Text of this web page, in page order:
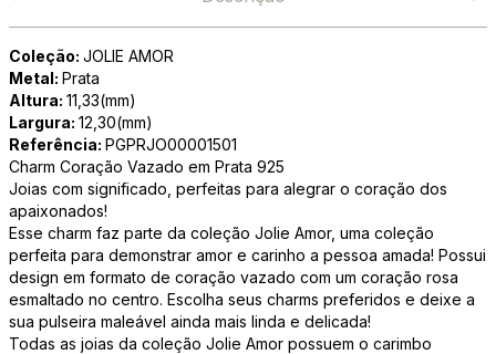
Coleção: JOLIE AMOR
Metal: Prata
Altura: 11,33(mm)
Largura: 12,30(mm)
Referência: PGPRJO00001501
Charm Coração Vazado em Prata 925
Joias com significado, perfeitas para alegrar o coração dos
apaixonados!
Esse charm faz parte da coleção Jolie Amor, uma coleção
perfeita para demonstrar amor e carinho a pessoa amada! Possui
design em formato de coração vazado com um coração rosa
esmaltado no centro. Escolha seus charms preferidos e deixe a
sua pulseira maleável ainda mais linda e delicada!
Todas as joias da coleção Jolie Amor possuem o carimbo